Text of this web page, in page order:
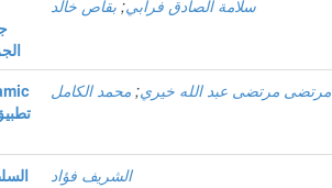
سلامة الصادق فرابي; بقاص خالد
مرتضى مرتضى عبد الله خيري; محمد الكامل
الشريف فؤاد